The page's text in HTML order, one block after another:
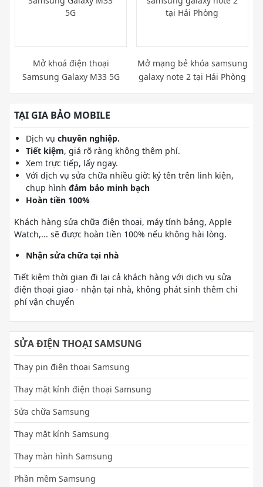
Mở khoá điện thoại
Samsung Galaxy M33 5G
Mở mạng bẻ khóa samsung
galaxy note 2 tại Hải Phòng
TẠI GIA BẢO MOBILE
Dịch vụ chuyên nghiệp.
Tiết kiệm, giá rõ ràng không thêm phí.
Xem trực tiếp, lấy ngay.
Với dịch vụ sửa chữa nhiều giờ: ký tên trên linh kiện,
chụp hình đảm bảo minh bạch
Hoàn tiền 100%
Khách hàng sửa chữa điện thoại, máy tính bảng, Apple
Watch,... sẽ được hoàn tiền 100% nếu không hài lòng.
Nhận sửa chữa tại nhà
Tiết kiệm thời gian đi lại cả khách hàng với dịch vụ sửa
điện thoại giao - nhận tại nhà, không phát sinh thêm chi
phí vận chuyển
SỬA ĐIỆN THOẠI SAMSUNG
Thay pin điện thoại Samsung
Thay mặt kính điện thoại Samsung
Sửa chữa Samsung
Thay mặt kính Samsung
Thay màn hình Samsung
Phần mềm Samsung